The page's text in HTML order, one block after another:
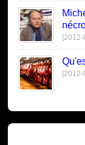
[2012-
[2012-